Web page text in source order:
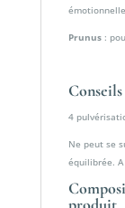
Prunus:
4
Ne peut se
équilibrée. A